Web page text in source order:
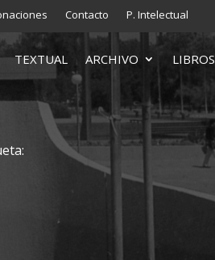
Contacto P. Intelectual
TEXTUAL ARCHIVO LIBROS